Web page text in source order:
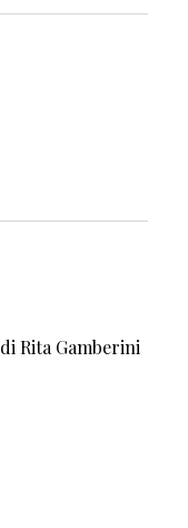
di Rita Gamberini